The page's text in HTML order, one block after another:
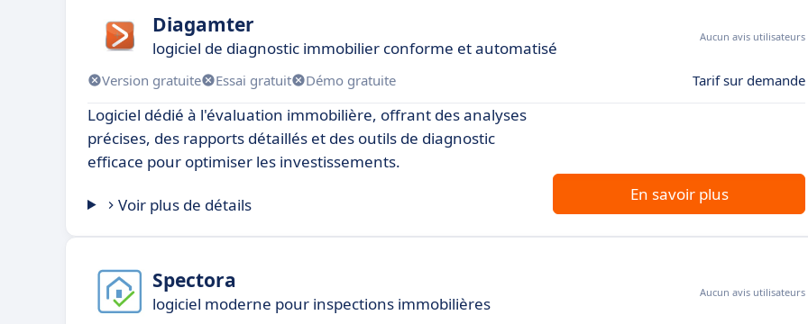
Diagamter
logiciel de diagnostic immobilier conforme et automatisé
Aucun avis utilisateurs
Version gratuite Essai gratuit Démo gratuite Tarif sur demande
Logiciel dédié à l'évaluation immobilière, offrant des analyses
précises, des rapports détaillés et des outils de diagnostic
efficace pour optimiser les investissements.
Voir plus de détails
En savoir plus
Spectora
logiciel moderne pour inspections immobilières
Aucun avis utilisateurs